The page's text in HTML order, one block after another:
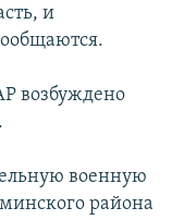
и
возбуждено
военную
района